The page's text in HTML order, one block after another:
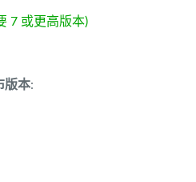
7 或更高版本)
版本: